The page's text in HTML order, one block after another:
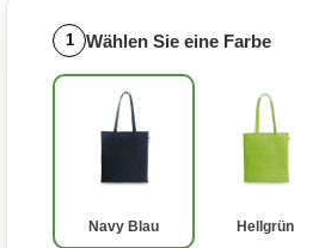
1 Wählen Sie eine Farbe
Navy Blau Hellgrün